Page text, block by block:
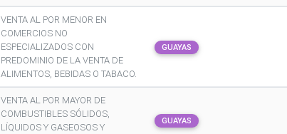
VENTA AL POR MENOR EN
COMERCIOS NO
ESPECIALIZADOS CON
PREDOMINIO DE LA VENTA DE
ALIMENTOS, BEBIDAS O TABACO.
GUAYAS
VENTA AL POR MAYOR DE
COMBUSTIBLES SÓLIDOS,
LÍQUIDOS Y GASEOSOS Y
GUAYAS